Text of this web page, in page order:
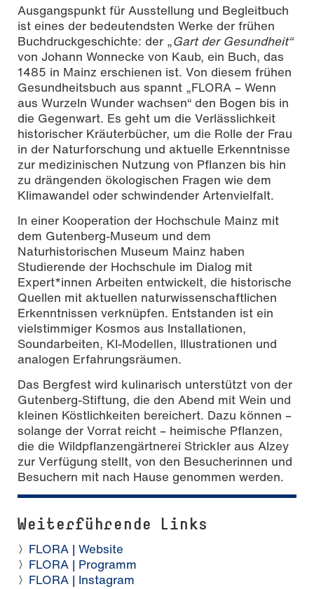
Ausgangspunkt für Ausstellung und Begleitbuch
ist eines der bedeutendsten Werke der frühen
Buchdruckgeschichte: der „Gart der Gesundheit“
von Johann Wonnecke von Kaub, ein Buch, das
1485 in Mainz erschienen ist. Von diesem frühen
Gesundheitsbuch aus spannt „FLORA – Wenn
aus Wurzeln Wunder wachsen“ den Bogen bis in
die Gegenwart. Es geht um die Verlässlichkeit
historischer Kräuterbücher, um die Rolle der Frau
in der Naturforschung und aktuelle Erkenntnisse
zur medizinischen Nutzung von Pflanzen bis hin
zu drängenden ökologischen Fragen wie dem
Klimawandel oder schwindender Artenvielfalt.
In einer Kooperation der Hochschule Mainz mit
dem Gutenberg-Museum und dem
Naturhistorischen Museum Mainz haben
Studierende der Hochschule im Dialog mit
Expert*innen Arbeiten entwickelt, die historische
Quellen mit aktuellen naturwissenschaftlichen
Erkenntnissen verknüpfen. Entstanden ist ein
vielstimmiger Kosmos aus Installationen,
Soundarbeiten, KI-Modellen, Illustrationen und
analogen Erfahrungsräumen.
Das Bergfest wird kulinarisch unterstützt von der
Gutenberg-Stiftung, die den Abend mit Wein und
kleinen Köstlichkeiten bereichert. Dazu können –
solange der Vorrat reicht – heimische Pflanzen,
die die Wildpflanzengärtnerei Strickler aus Alzey
zur Verfügung stellt, von den Besucherinnen und
Besuchern mit nach Hause genommen werden.
Weiterführende Links
FLORA | Website
FLORA | Programm
FLORA | Instagram